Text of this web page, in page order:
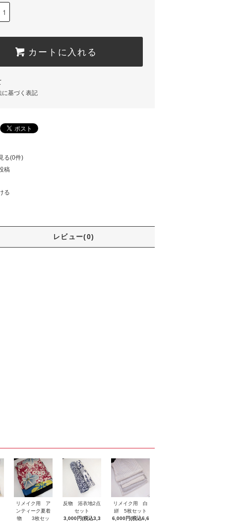
カートに入れる
に基づく表記
る(0件)
稿
る
レビュー(0)
リメイク用 ア
ンティーク夏着
物 3枚セッ
反物 浴衣地2点
セット
3,000円(税込3,3
リメイク用 白
絣 5枚セット
6,000円(税込6,6